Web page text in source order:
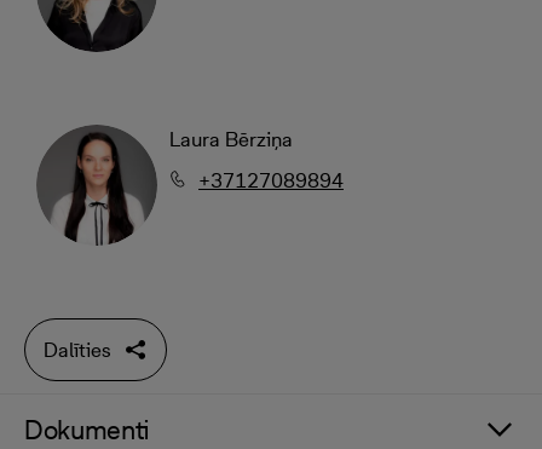
Laura Bērziņa
+37127089894
Dalīties
Dokumenti